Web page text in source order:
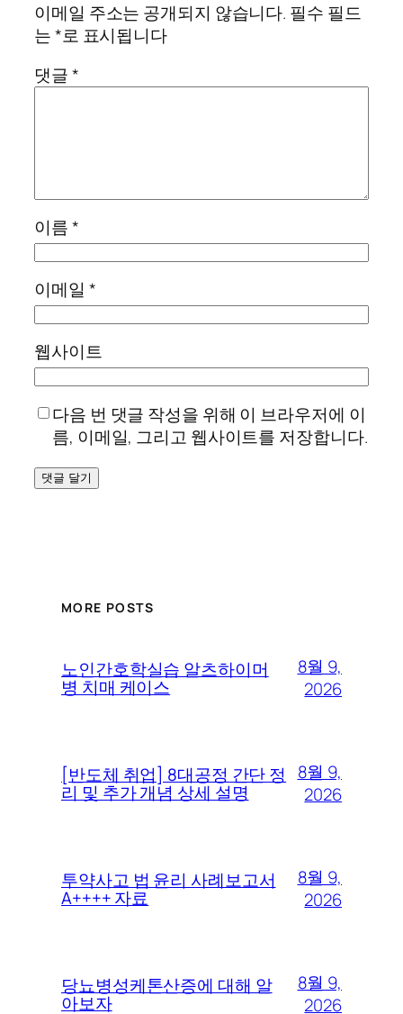
이메일 주소는 공개되지 않습니다. 필수 필드
는*로 표시됩니다
댓글*
이름*
이메일 *
웹사이트
다음 번 댓글 작성을 위해 이 브라우저에 이
름, 이메일, 그리고 웹사이트를 저장합니다.
MORE POSTS
노인간호학실습 알츠하이머
병 치매 케이스
8월 9,
2026
[반도체 취업] 8대공정 간단 정
리 및 추가 개념 상세 설명
8월 9,
2026
투약사고 법 윤리 사례보고서
A++++ 자료
8월 9,
2026
당뇨병성케톤산증에 대해 알
아보자
8월 9,
2026